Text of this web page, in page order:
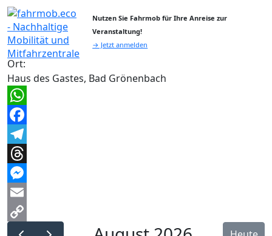
Nutzen Sie Fahrmob für Ihre Anreise zur
Veranstaltung!
→ Jetzt anmelden
Ort:
Haus des Gastes, Bad Grönenbach
WhatsApp
Facebook
Telegram
Threads
Messenger
Email
Copy